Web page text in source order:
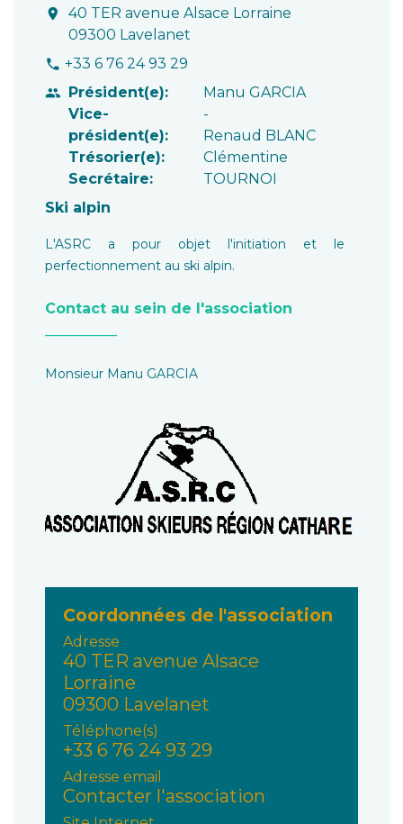
location_on
40 TER avenue Alsace Lorraine
09300 Lavelanet
phone +33 6 76 24 93 29
people Président(e):
Vice-
président(e):
Trésorier(e):
Secrétaire:
Manu GARCIA
-
Renaud BLANC
Clémentine
TOURNOI
Ski alpin
L'ASRC a pour objet l'initiation et le
perfectionnement au ski alpin.
Contact au sein de l'association
Monsieur Manu GARCIA
Coordonnées de l'association
Adresse
40 TER avenue Alsace
Lorraine
09300 Lavelanet
Téléphone(s)
+33 6 76 24 93 29
Adresse email
Contacter l'association